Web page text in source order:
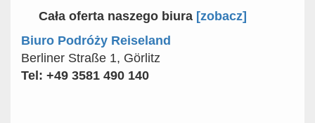
Cała oferta naszego biura [zobacz]
Biuro Podróży Reiseland
Berliner Straße 1, Görlitz
Tel: +49 3581 490 140